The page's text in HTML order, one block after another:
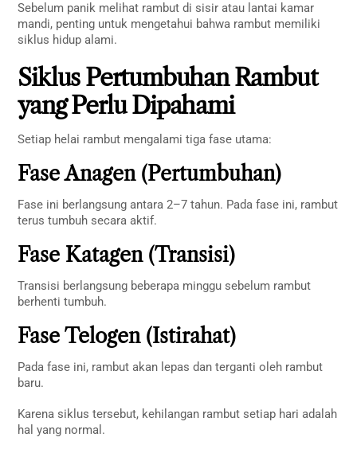
Sebelum panik melihat rambut di sisir atau lantai kamar
mandi, penting untuk mengetahui bahwa rambut memiliki
siklus hidup alami.
Siklus Pertumbuhan Rambut
yang Perlu Dipahami
Setiap helai rambut mengalami tiga fase utama:
Fase Anagen (Pertumbuhan)
Fase ini berlangsung antara 2–7 tahun. Pada fase ini, rambut
terus tumbuh secara aktif.
Fase Katagen (Transisi)
Transisi berlangsung beberapa minggu sebelum rambut
berhenti tumbuh.
Fase Telogen (Istirahat)
Pada fase ini, rambut akan lepas dan terganti oleh rambut
baru.
Karena siklus tersebut, kehilangan rambut setiap hari adalah
hal yang normal.